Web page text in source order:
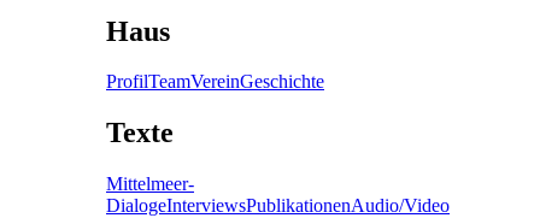
Haus
ProfilTeamVereinGeschichte
Texte
Mittelmeer-
DialogeInterviewsPublikationenAudio/Video